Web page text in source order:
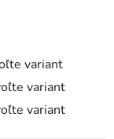
variant
variant
variant